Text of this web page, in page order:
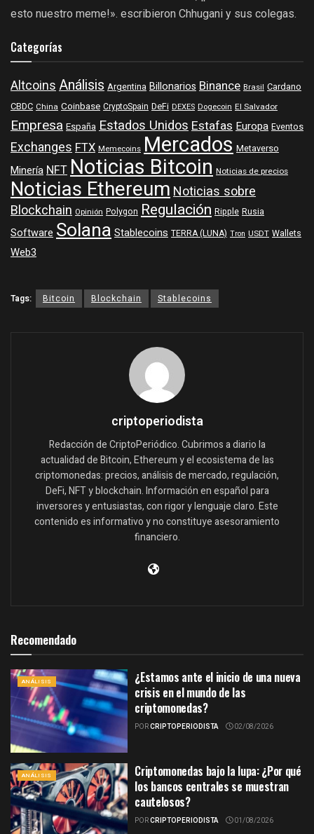
esto nuestro meme!». escribieron Chhugani y sus colegas.
Categorías
Altcoins Análisis Argentina Billonarios Binance Brasil Cardano
CBDC China Coinbase CryptoSpain DeFi DEXES Dogecoin El Salvador
Empresa España Estados Unidos Estafas Europa Eventos
Exchanges FTX Memecoins Mercados Metaverso
Minería NFTNoticias Bitcoin Noticias de precios
Noticias EthereumNoticias sobre
Blockchain Opinión Polygon Regulación Ripple Rusia
Software Solana Stablecoins TERRA (LUNA) Tron USDT Wallets
Web3
Tags: Bitcoin Blockchain Stablecoins
criptoperiodista
Redacción de CriptoPeriódico. Cubrimos a diario la
actualidad de Bitcoin, Ethereum y el ecosistema de las
criptomonedas: precios, análisis de mercado, regulación,
DeFi, NFT y blockchain. Información en español para
inversores y entusiastas, con rigor y lenguaje claro. Este
contenido es informativo y no constituye asesoramiento
financiero.
Recomendado
ANÁLISIS
¿Estamos ante el inicio de una nueva
crisis en el mundo de las
criptomonedas?
PORCRIPTOPERIODISTA 02/08/2026
ANÁLISIS
Criptomonedas bajo la lupa: ¿Por qué
los bancos centrales se muestran
cautelosos?
PORCRIPTOPERIODISTA 01/08/2026